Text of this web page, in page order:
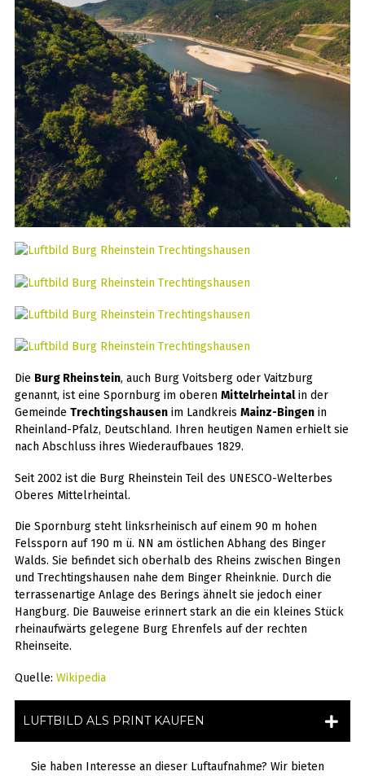
Die Burg Rheinstein, auch Burg Voitsberg oder Vaitzburg
genannt, ist eine Spornburg im oberen Mittelrheintalin der
Gemeinde Trechtingshausenim Landkreis Mainz-Bingenin
Rheinland-Pfalz, Deutschland. Ihren heutigen Namen erhielt sie
nach Abschluss ihres Wiederaufbaues 1829.
Seit 2002 ist die Burg Rheinstein Teil des UNESCO-Welterbes
Oberes Mittelrheintal.
Die Spornburg steht linksrheinisch auf einem 90 m hohen
Felssporn auf 190 m ü. NN am östlichen Abhang des Binger
Walds. Sie befindet sich oberhalb des Rheins zwischen Bingen
und Trechtingshausen nahe dem Binger Rheinknie. Durch die
terrassenartige Anlage des Berings ähnelt sie jedoch einer
Hangburg. Die Bauweise erinnert stark an die ein kleines Stück
rheinaufwärts gelegene Burg Ehrenfels auf der rechten
Rheinseite.
Quelle: Wikipedia
LUFTBILD ALS PRINT KAUFEN
Sie haben Interesse an dieser Luftaufnahme? Wir bieten